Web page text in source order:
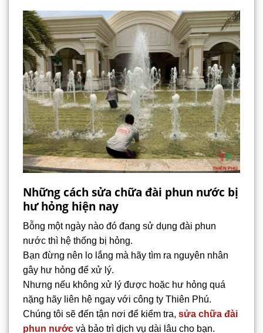
Những cách sửa chữa đài phun nước bị
hư hỏng hiện nay
Bỗng một ngày nào đó đang sử dụng đài phun
nước thì hệ thống bị hỏng.
Bạn đừng nên lo lắng mà hãy tìm ra nguyên nhân
gây hư hỏng để xử lý.
Nhưng nếu không xử lý được hoặc hư hỏng quá
nặng hãy liên hệ ngay với công ty Thiên Phú.
Chúng tôi sẽ đến tận nơi để kiểm tra, sửa chữa đài
phun nước và bảo trì dịch vụ dài lâu cho bạn.